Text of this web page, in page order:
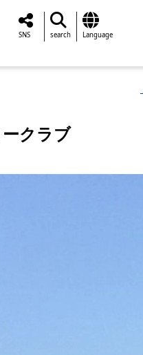
SNS search Language
クラブ